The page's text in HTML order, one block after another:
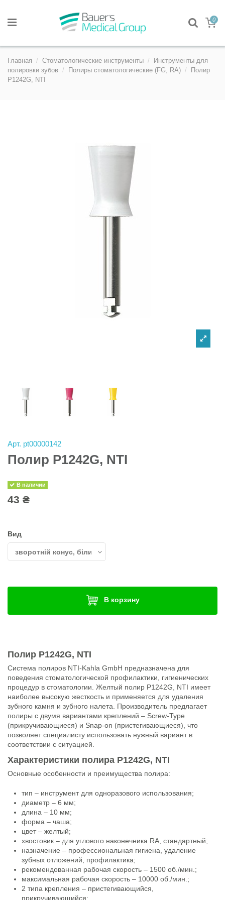
0
Главная Стоматологические инструменты
Инструменты для
полировки зубов
Полиры стоматологические (FG, RA)
Полир
P1242G, NTI
Арт. pt00000142
Полир P1242G, NTI
В наличии
43 ₴
Вид
В корзину
Полир P1242G, NTI
Система полиров NTI-Kahla GmbH предназначена для
поведения стоматологической профилактики, гигиенических
процедур в стоматологии. Желтый полир P1242G, NTI имеет
наиболее высокую жесткость и применяется для удаления
зубного камня и зубного налета. Производитель предлагает
полиры с двумя вариантами креплений – Screw-Type
(прикручивающиеся) и Snap-on (пристегивающиеся), что
позволяет специалисту использовать нужный вариант в
соответствии с ситуацией.
Характеристики полира P1242G, NTI
Основные особенности и преимущества полира:
тип – инструмент для одноразового использования;
диаметр – 6 мм;
длина – 10 мм;
форма – чаша;
цвет – желтый;
хвостовик – для углового наконечника RA, стандартный;
назначение – профессиональная гигиена, удаление
зубных отложений, профилактика;
рекомендованная рабочая скорость – 1500 об./мин.;
максимальная рабочая скорость – 10000 об./мин.;
2 типа крепления – пристегивающийся,
прикручивающийся;